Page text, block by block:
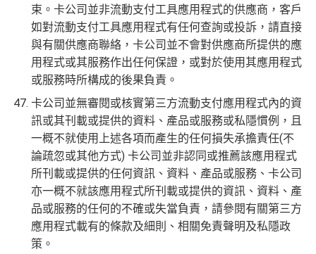
束。卡公司並非流動支付工具應用程式的供應商，客戶
如對流動支付工具應用程式有任何查詢或投訴，請直接
與有關供應商聯絡，卡公司並不會對供應商所提供的應
用程式或其服務作出任何保證，或對於使用其應用程式
或服務時所構成的後果負責。
卡公司並無審閱或核實第三方流動支付應用程式內的資
訊或其刊載或提供的資料、產品或服務或私隱慣例，且
一概不就使用上述各項而產生的任何損失承擔責任(不
論疏忽或其他方式) 卡公司並非認同或推薦該應用程式
所刊載或提供的任何資訊、資料、產品或服務、卡公司
亦一概不就該應用程式所刊載或提供的資訊、資料、產
品或服務的任何的不確或失當負責，請參閱有關第三方
應用程式載有的條款及細則、相關免責聲明及私隱政
策。